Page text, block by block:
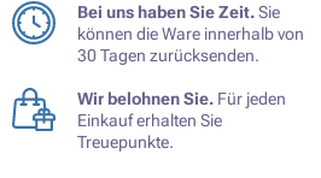
Bei uns haben Sie Zeit.Sie
können die Ware innerhalb von
30 Tagen zurücksenden.
Wir belohnen Sie. Für jeden
Einkauf erhalten Sie
Treuepunkte.